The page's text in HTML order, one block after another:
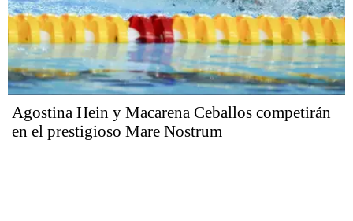
Agostina Hein y Macarena Ceballos competirán
en el prestigioso Mare Nostrum